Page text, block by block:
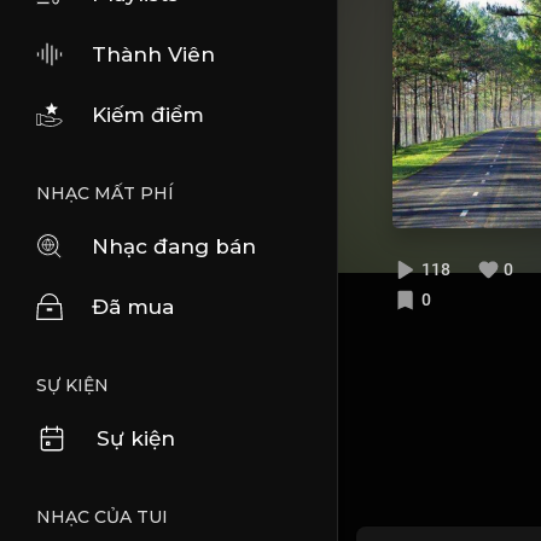
Thành Viên
Kiếm điểm
NHẠC MẤT PHÍ
Nhạc đang bán
Đã mua
SỰ KIỆN
Sự kiện
NHẠC CỦA TUI
118
0
0